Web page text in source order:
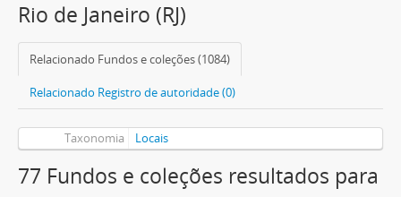
Rio de Janeiro (RJ)
Relacionado Fundos e coleções (1084)
Relacionado Registro de autoridade (0)
Taxonomia Locais
77 Fundos e coleções resultados para